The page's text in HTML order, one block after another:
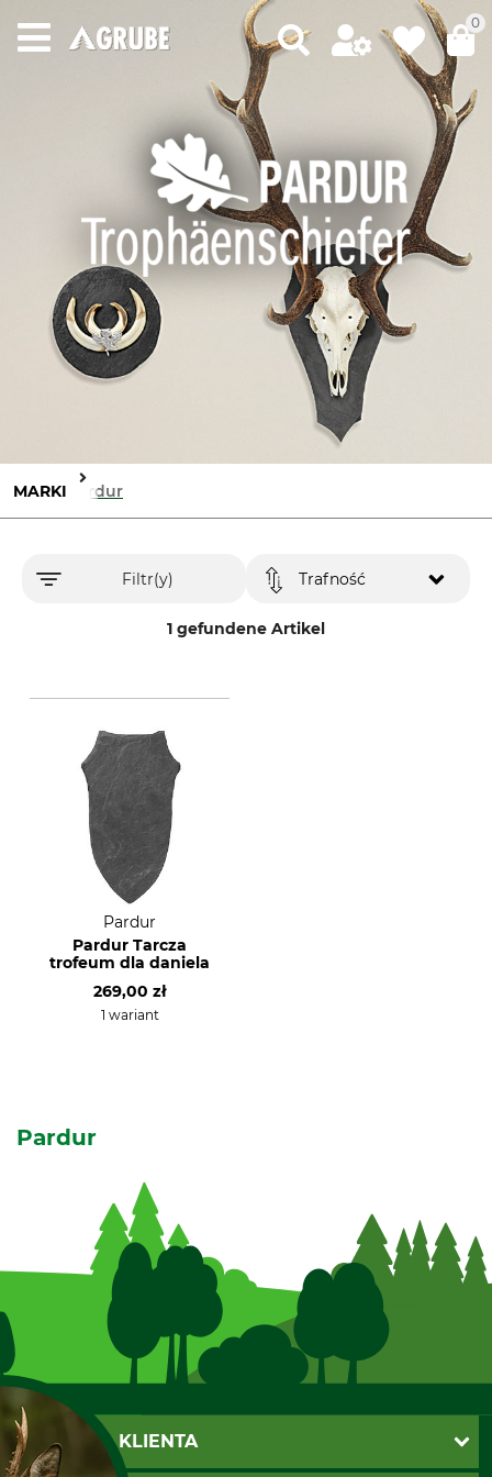
0
MARKI Pardur
Filtr(y)
1 gefundene Artikel
Trafność
Pardur
Pardur Tarcza
trofeum dla daniela
269,00 zł
1 wariant
Pardur
OBSŁUGA KLIENTA